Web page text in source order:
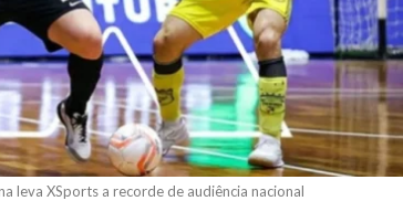
leva XSports a recorde de audiência nacional